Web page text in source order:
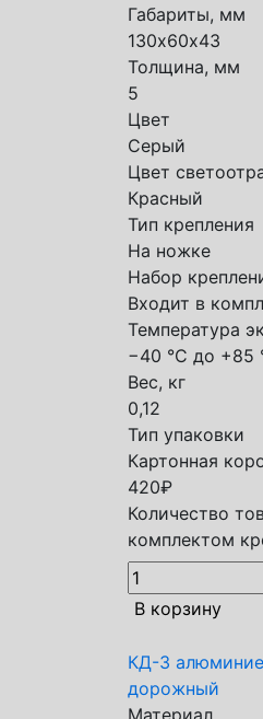
Габариты, мм
130х60х43
Толщина, мм
5
Цвет
Серый
Цвет
Красный
Тип крепления
На ножке
Набор
Входит в
Температура
−40 °C до +85
Вес, кг
0,12
Тип упаковки
Картонная
420₽
Количество
комплектом
В корзину
КД-3
дорожный
Материал